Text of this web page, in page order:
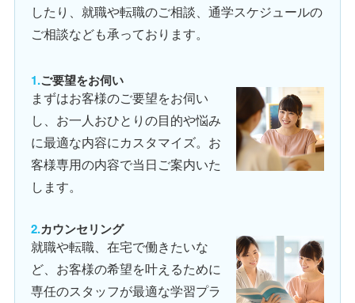
したり、就職や転職のご相談、通学スケジュールの
ご相談なども承っております。
ご要望をお伺い
まずはお客様のご要望をお伺い
し、お一人おひとりの目的や悩み
に最適な内容にカスタマイズ。お
客様専用の内容で当日ご案内いた
します。
カウンセリング
就職や転職、在宅で働きたいな
ど、お客様の希望を叶えるために
専任のスタッフが最適な学習プラ